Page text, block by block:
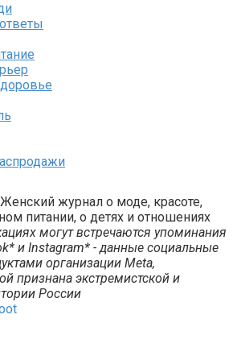
журнал о моде, красоте,
питании, о детях и отношениях
могут встречаются упоминания
и Instagram* - данные социальные
организации Meta,
признана экстремистской и
России